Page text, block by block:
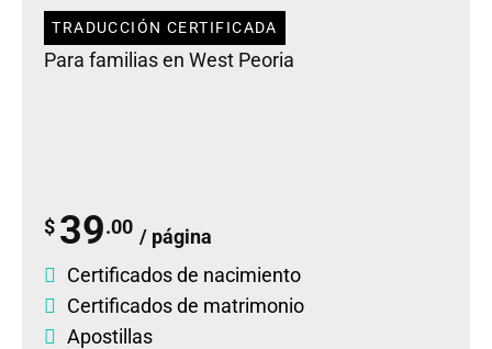
TRADUCCIÓN CERTIFICADA
Para familias en West Peoria
$ 39.00 / página
Certificados de nacimiento
Certificados de matrimonio
Apostillas